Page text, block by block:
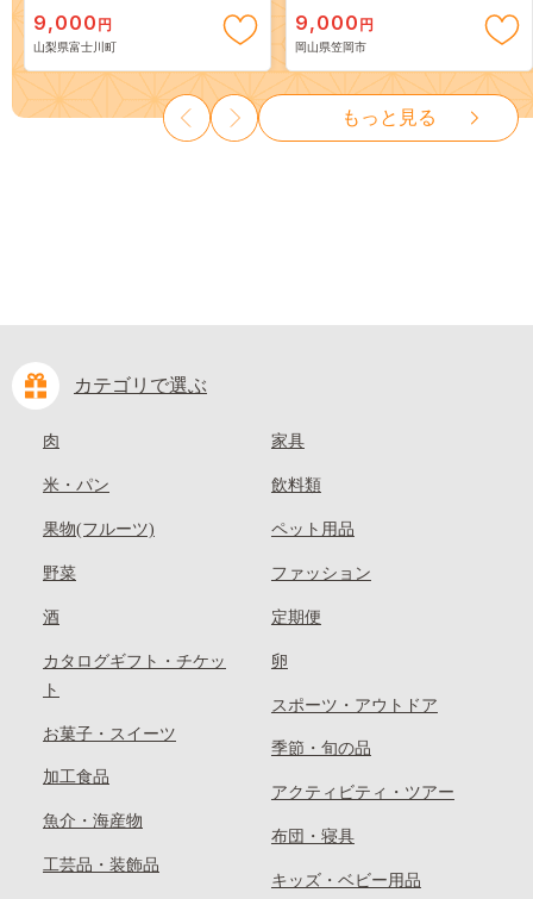
３房） フルーツ 山梨県産 果
物 くだもの シャイン マスカ
ット ぶどう ブドウ 葡萄 大粒
種なし 先行予約 富士川町
10000円 一万円 9000円 九千円
9,000 円
山梨県富士川町
岡山 はくとう スイーツ フル
ーツ 果物 デザート 旬 モモ も
も 先行予約 送料無料 果物 岡
山県 笠岡市 清水白桃 白鳳 白
麗 クール便---
kasaoka_zsy_419_100---
9,000 円
岡山県笠岡市
もっと見る
カテゴリで選ぶ
肉
米・パン
果物(フルーツ)
野菜
酒
カタログギフト・チケッ
ト
お菓子・スイーツ
加工食品
魚介・海産物
工芸品・装飾品
家具
飲料類
ペット用品
ファッション
定期便
卵
スポーツ・アウトドア
季節・旬の品
アクティビティ・ツアー
布団・寝具
キッズ・ベビー用品